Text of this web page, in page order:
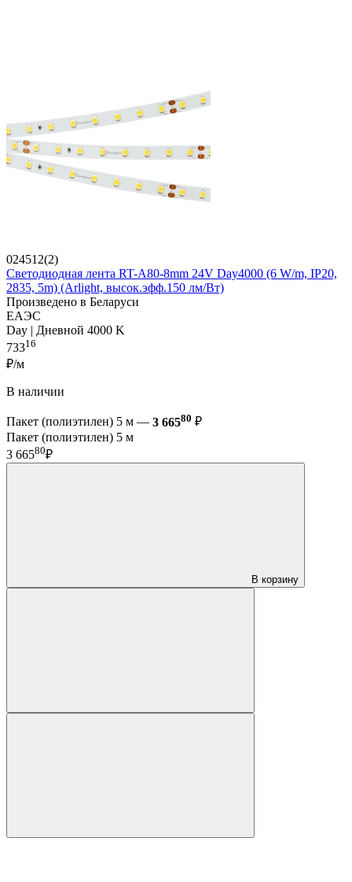
024512(2)
Светодиодная лента RT-A80-8mm 24V Day4000 (6 W/m, IP20,
2835, 5m) (Arlight, высок.эфф.150 лм/Вт)
Произведено в Беларуси
ЕАЭС
Day | Дневной 4000 K
73316
₽/м
В наличии
Пакет (полиэтилен) 5 м — 3 66580 ₽
Пакет (полиэтилен) 5 м
3 66580₽
В корзину